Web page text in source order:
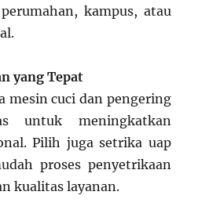
kampus, atau
yang Tepat
mesin cuci dan pengering
untuk meningkatkan
Pilih juga setrika uap
proses penyetrikaan
kualitas layanan.